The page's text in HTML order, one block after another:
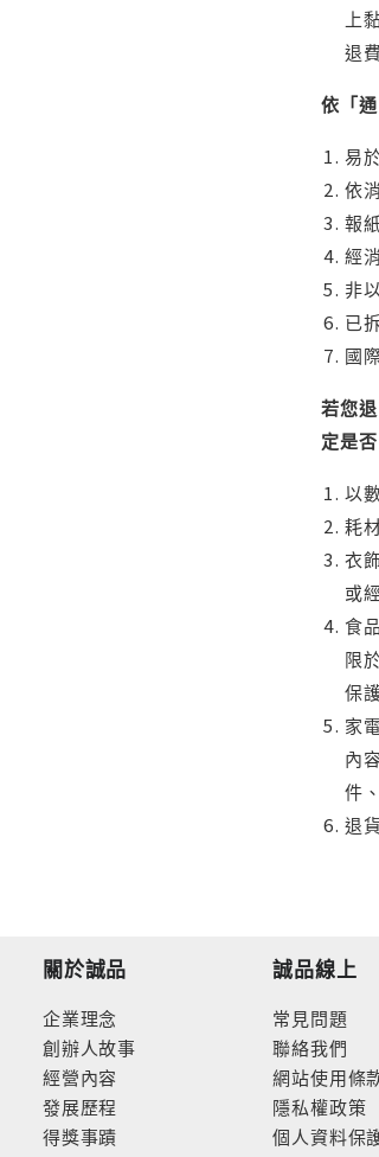
上
退
依「
易
依
報
經
非
已
國
若您
定是
以
耗
衣
或
食
限
保
家
內
件
退
關於誠品
企業理念
創辦人故事
經營內容
發展歷程
得獎事蹟
誠品線上
常見問題
聯絡我們
網站使用條
隱私權政策
個人資料保